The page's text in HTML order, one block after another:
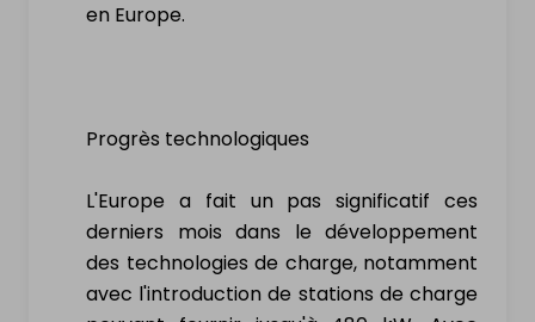
Contact
MON PROFIL
en Europe.
Progrès technologiques
L'Europe a fait un pas significatif ces
derniers mois dans le développement
des technologies de charge, notamment
avec l'introduction de stations de charge